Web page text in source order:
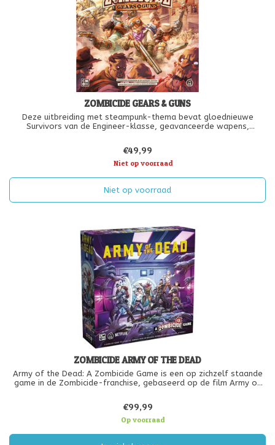
ZOMBICIDE GEARS & GUNS
Deze uitbreiding met steampunk-thema bevat gloednieuwe
Survivors van de Engineer-klasse, geavanceerde wapens,
worden onthuld.
€49,99
Niet op voorraad
Niet op voorraad
ZOMBICIDE ARMY OF THE DEAD
Army of the Dead: A Zombicide Game is een op zichzelf staande
game in de Zombicide-franchise, gebaseerd op de film Army of
€99,99
Op voorraad